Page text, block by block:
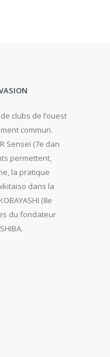
clubs de l’ouest
commun.
Senseï (7e dan
permettent,
la pratique
dans la
(8e
du fondateur